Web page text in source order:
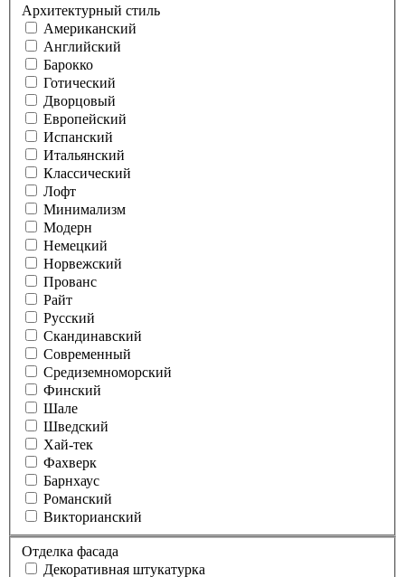
Архитектурный стиль
Американский
Английский
Барокко
Готический
Дворцовый
Европейский
Испанский
Итальянский
Классический
Лофт
Минимализм
Модерн
Немецкий
Норвежский
Прованс
Райт
Русский
Скандинавский
Современный
Средиземноморский
Финский
Шале
Шведский
Хай-тек
Фахверк
Барнхаус
Романский
Викторианский
Отделка фасада
Декоративная штукатурка